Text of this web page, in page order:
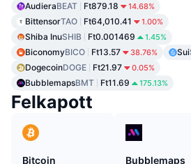
AudieraBEAT Ft879.18 14.68%
BittensorTAO Ft64,010.41 1.00%
Shiba InuSHIB Ft0.001469 1.45%
BiconomyBICO Ft13.57 38.76% Sui
DogecoinDOGE Ft21.97 0.05%
BubblemapsBMT Ft11.69 175.13%
Felkapott
Bitcoin
Bubblemaps